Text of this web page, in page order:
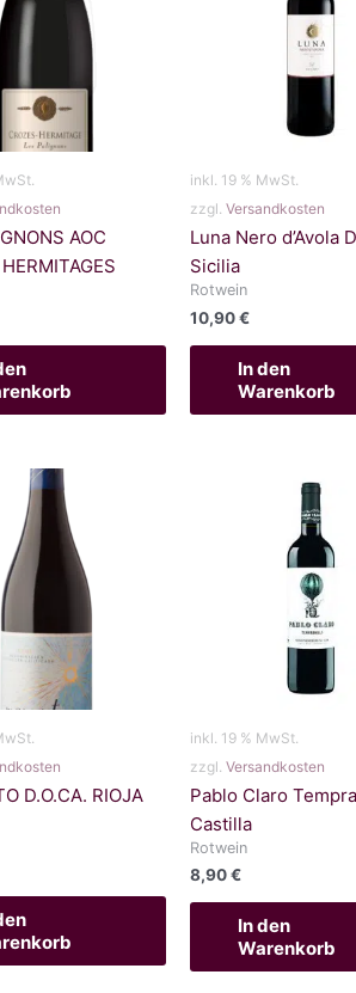
AOC
inkl. 19 % MwSt.
zzgl.Versandkosten
Luna Nero d’Avola
Sicilia
Rotwein
10,90€
In den
Warenkorb
D.O.CA. RIOJA
inkl. 19 % MwSt.
zzgl.Versandkosten
Pablo Claro
Castilla
Rotwein
8,90€
In den
Warenkorb